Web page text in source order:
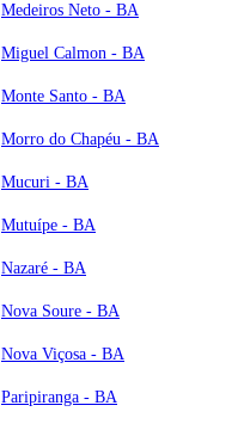
Medeiros Neto - BA
Miguel Calmon - BA
Monte Santo - BA
Morro do Chapéu - BA
Mucuri - BA
Mutuípe - BA
Nazaré - BA
Nova Soure - BA
Nova Viçosa - BA
Paripiranga - BA